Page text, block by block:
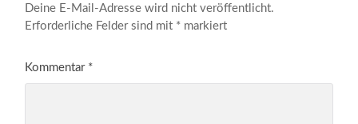
Deine E-Mail-Adresse wird nicht veröffentlicht.
Erforderliche Felder sind mit * markiert
Kommentar *